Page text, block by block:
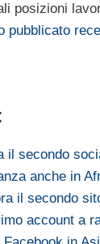
posizioni
pubblicato
il secondo
anche in
il secondo
account a